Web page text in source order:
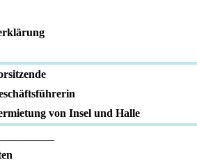
von Insel und Halle